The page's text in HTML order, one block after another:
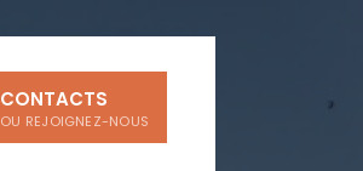
CONTACTS
OU REJOIGNEZ-NOUS